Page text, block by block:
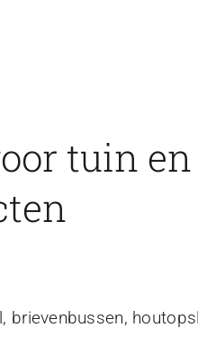
tuin en
brievenbussen,